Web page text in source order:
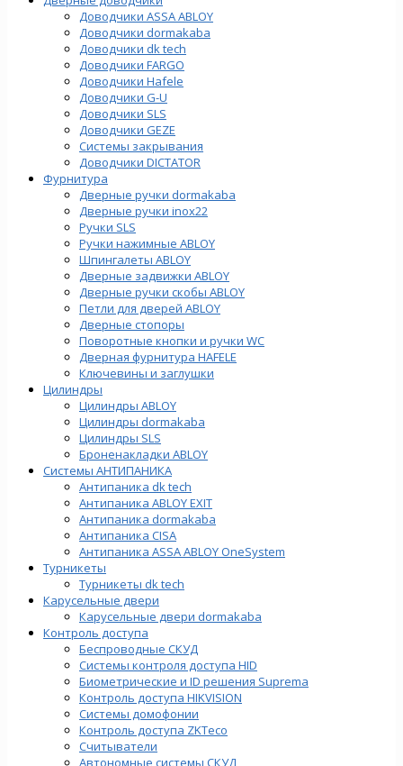
Доводчики ASSA ABLOY
Доводчики dormakaba
Доводчики dk tech
Доводчики FARGO
Доводчики Hafele
Доводчики G-U
Доводчики SLS
Доводчики GEZE
Cистемы закрывания
Доводчики DICTATOR
Фурнитура
Дверные ручки dormakaba
Дверные ручки inox22
Ручки SLS
Ручки нажимные ABLOY
Шпингалеты ABLOY
Дверные задвижки ABLOY
Дверные ручки скобы ABLOY
Петли для дверей ABLOY
Дверные стопоры
Поворотные кнопки и ручки WC
Дверная фурнитура HAFELE
Ключевины и заглушки
Цилиндры
Цилиндры ABLOY
Цилиндры dormakaba
Цилиндры SLS
Броненакладки ABLOY
Системы АНТИПАНИКА
Антипаника dk tech
Антипаника ABLOY EXIT
Антипаника dormakaba
Антипаника СISA
Антипаника ASSA ABLOY OneSystem
Турникеты
Турникеты dk tech
Карусельные двери
Карусельные двери dormakaba
Контроль доступа
Беспроводные СКУД
Системы контроля доступа HID
Биометрические и ID решения Suprema
Контроль доступа HIKVISION
Системы домофонии
Контроль доступа ZKTeco
Считыватели
Автономные системы СКУД